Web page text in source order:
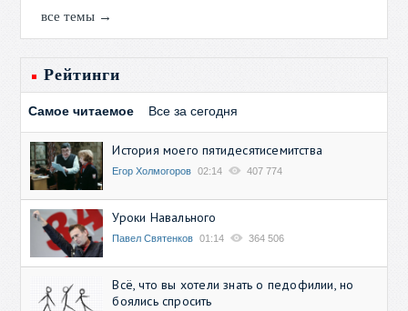
все темы →
Рейтинги
Самое читаемое Все за сегодня
История моего пятидесятисемитства
Егор Холмогоров 02:14 407 774
Уроки Навального
Павел Святенков 01:14 364 506
Всё, что вы хотели знать о педофилии, но
боялись спросить